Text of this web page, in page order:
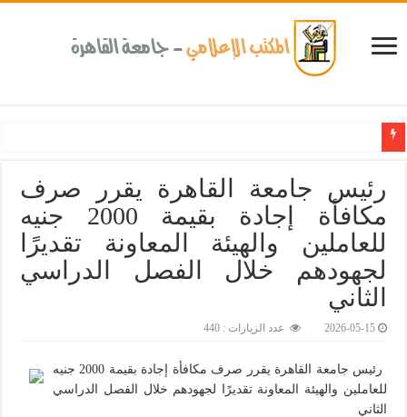
رئيس جامعة القاهرة يقرر صرف
مكافأة إجادة بقيمة 2000 جنيه
للعاملين والهيئة المعاونة تقديرًا
لجهودهم خلال الفصل الدراسي
الثاني
2026-05-15 عدد الزيارات : 440
رئيس جامعة القاهرة يقرر صرف مكافأة إجادة بقيمة 2000 جنيه
للعاملين والهيئة المعاونة تقديرًا لجهودهم خلال الفصل الدراسي
الثاني